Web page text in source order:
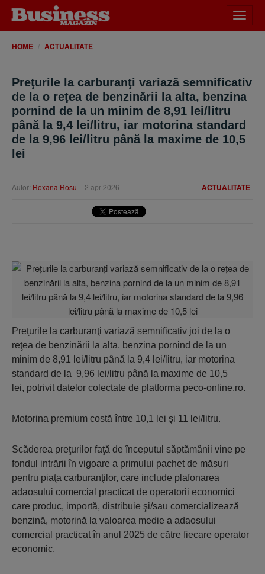
meniu
HOME ACTUALITATE
Preţurile la carburanţi variază semnificativ
de la o reţea de benzinării la alta, benzina
pornind de la un minim de 8,91 lei/litru
până la 9,4 lei/litru, iar motorina standard
de la 9,96 lei/litru până la maxime de 10,5
lei
ACTUALITATE
Autor: Roxana Rosu 2 apr 2026
Preţurile la carburanţi variază semnificativ joi de la o
reţea de benzinării la alta, benzina pornind de la un
minim de 8,91 lei/litru până la 9,4 lei/litru, iar motorina
standard de la 9,96 lei/litru până la maxime de 10,5
lei, potrivit datelor colectate de platforma peco-online.ro.
Motorina premium costă între 10,1 lei şi 11 lei/litru.
Scăderea preţurilor faţă de începutul săptămânii vine pe
fondul intrării în vigoare a primului pachet de măsuri
pentru piaţa carburanţilor, care include plafonarea
adaosului comercial practicat de operatorii economici
care produc, importă, distribuie şi/sau comercializează
benzină, motorină la valoarea medie a adaosului
comercial practicat în anul 2025 de către fiecare operator
economic.